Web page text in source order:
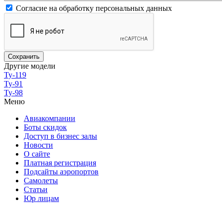
Согласие на обработку персональных данных
Другие модели
Ту-119
Ту-91
Ту-98
Меню
Авиакомпании
Боты скидок
Доступ в бизнес залы
Новости
О сайте
Платная регистрация
Подсайты аэропортов
Самолеты
Статьи
Юр лицам